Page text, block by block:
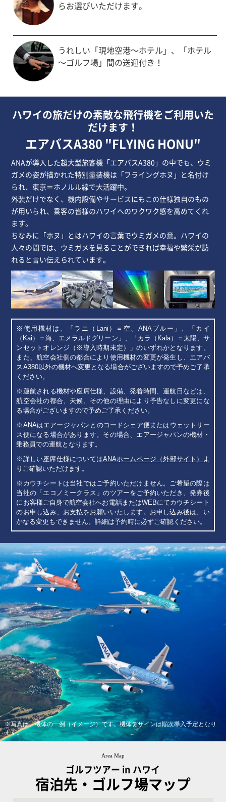
らお選びいただけます。
うれしい「現地空港～ホテル」、
「ホテル
～ゴルフ場」間の送迎付き！
ハワイの旅だけの素敵な飛行機をご利用いた
だけます！
エアバスA380 "FLYING HONU"
ANAが導入した超大型旅客機「エアバスA380」の中でも、ウミ
ガメの姿が描かれた特別塗装機は「フライングホヌ」と名付け
られ、東京＝ホノルル線で大活躍中。
外装だけでなく、機内設備やサービスにもこの仕様独自のもの
が用いられ、乗客の皆様のハワイへのワクワク感を高めてくれ
ます。
ちなみに「ホヌ」とはハワイの言葉でウミガメの意。ハワイの
人々の間では、ウミガメを見ることができれば幸福や繁栄が訪
れると言い伝えられています。
使用機材は、「ラニ（Lani）＝空、ANAブルー」、「カイ
（Kai）＝海、エメラルドグリーン」、「カラ（Kala）＝太陽、サ
ンセットオレンジ（※導入時期未定）」のいずれかとなります。
また、航空会社側の都合により使用機材の変更が発生し、エアバ
スA380以外の機材へ変更となる場合がございますので予めご了承
ください。
運航される機材や座席仕様、設備、発着時間、運航日などは、
航空会社の都合、天候、その他の理由により予告なしに変更にな
る場合がございますので予めご了承ください。
ANAはエアージャパンとのコードシェア便またはウェットリー
ス便になる場合があります。その場合、エアージャパンの機材・
乗務員での運航となります。
詳しい座席仕様についてはANAホームページ（外部サイト） よ
りご確認いただけます。
カウチシートは当社ではご予約いただけません。ご希望の際は
当社の「エコノミークラス」のツアーをご予約いただき、発券後
にお客様ご自身で航空会社へお電話またはWEBにてカウチシート
のお申し込み、お支払をお願いいたします。お申し込み後は、い
かなる変更もできません。詳細は予約時に必ずご確認ください。
※写真は、機体の一例（イメージ）です。機体デザインは順次導入予定となり
ます。
Area Map
ゴルフツアー in ハワイ
宿泊先・ゴルフ場マップ